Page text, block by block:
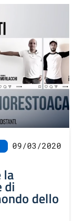
09/03/2020
la
di
dello